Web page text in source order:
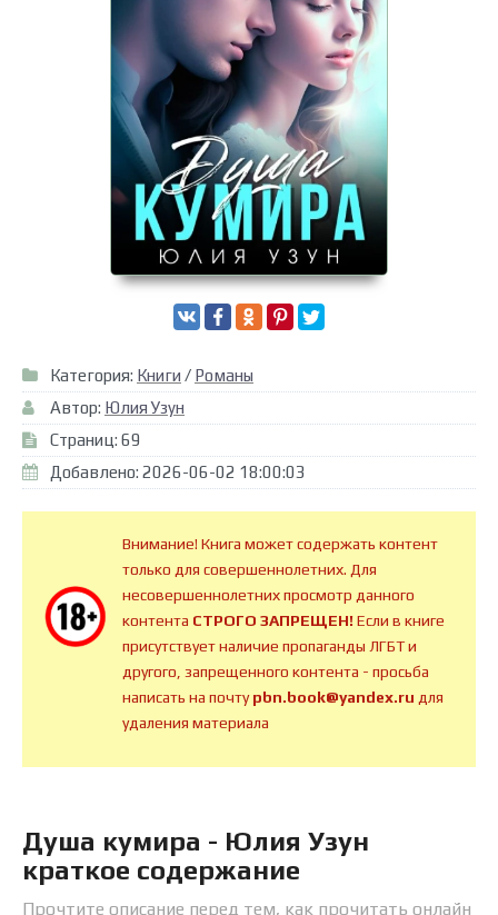
Категория: Книги / Романы
Автор: Юлия Узун
Страниц: 69
Добавлено: 2026-06-02 18:00:03
Внимание! Книга может содержать контент
только для совершеннолетних. Для
несовершеннолетних просмотр данного
контента СТРОГО ЗАПРЕЩЕН!Если в книге
присутствует наличие пропаганды ЛГБТ и
другого, запрещенного контента - просьба
написать на почтуpbn.book@yandex.ru для
удаления материала
Душа кумира - Юлия Узун
краткое содержание
Прочтите описание перед тем, как прочитать онлайн